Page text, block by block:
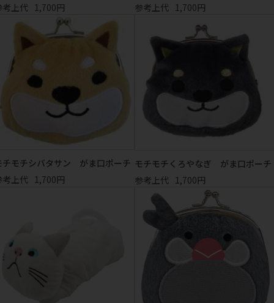
考上代 1,700円
参考上代
1,700円
チモチシバタサン がま口ポーチ
考上代 1,700円
モチモチくろやなぎ がま口ポーチ
参考上代
1,700円